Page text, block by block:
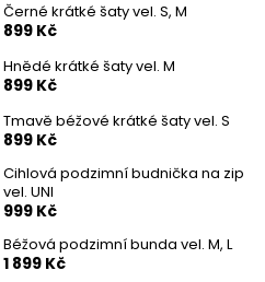
Černé krátké šaty vel. S, M
899 Kč
Hnědé krátké šaty vel. M
899 Kč
Tmavě béžové krátké šaty vel. S
899 Kč
Cihlová podzimní budnička na zip
vel. UNI
999 Kč
Béžová podzimní bunda vel. M, L
1 899 Kč